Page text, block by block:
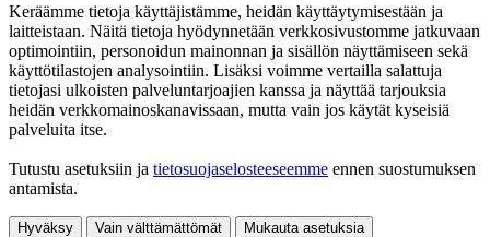
Keräämme tietoja käyttäjistämme, heidän käyttäytymisestään ja
laitteistaan. Näitä tietoja hyödynnetään verkkosivustomme jatkuvaan
optimointiin, personoidun mainonnan ja sisällön näyttämiseen sekä
käyttötilastojen analysointiin. Lisäksi voimme vertailla salattuja
tietojasi ulkoisten palveluntarjoajien kanssa ja näyttää tarjouksia
heidän verkkomainoskanavissaan, mutta vain jos käytät kyseisiä
palveluita itse.
Tutustu asetuksiin ja tietosuojaselosteeseemme ennen suostumuksen
antamista.
Hyväksy Vain välttämättömät Mukauta asetuksia